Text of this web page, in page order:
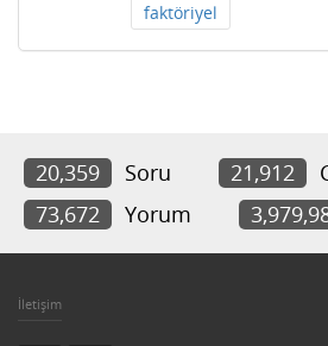
faktöriyel
20,359 Soru 21,912
73,672
Yorum
İletişim